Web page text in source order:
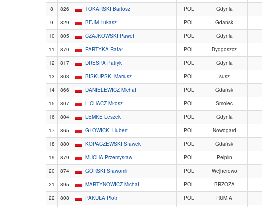
8
826 TOKARSKI Bartosz POL Gdynia
9
829 BEJM Łukasz POL Gdańsk
10
805 CZAJKOWSKI Paweł POL Gdynia
11
870 PARTYKA Rafał POL Bydgoszcz
12
817 DRESPA Patryk POL Gdynia
13
803 BISKUPSKI Mariusz POL susz
14
866 DANIELEWICZ Michał POL Gdańsk
15
807 LICHACZ Miłosz POL Smolec
16
804 LEMKE Leszek POL Gdynia
17
865 GŁOWICKI Hubert POL Nowogard
18
880 KOPACZEWSKI Sławek POL Gdańsk
19
879 MUCHA Przemysław POL Pelplin
20
874 GÓRSKI Sławomir POL Wejherowo
21
895 MARTYNOWICZ Michał POL BRZOZA
22
808 PAKUŁA Piotr POL RUMIA